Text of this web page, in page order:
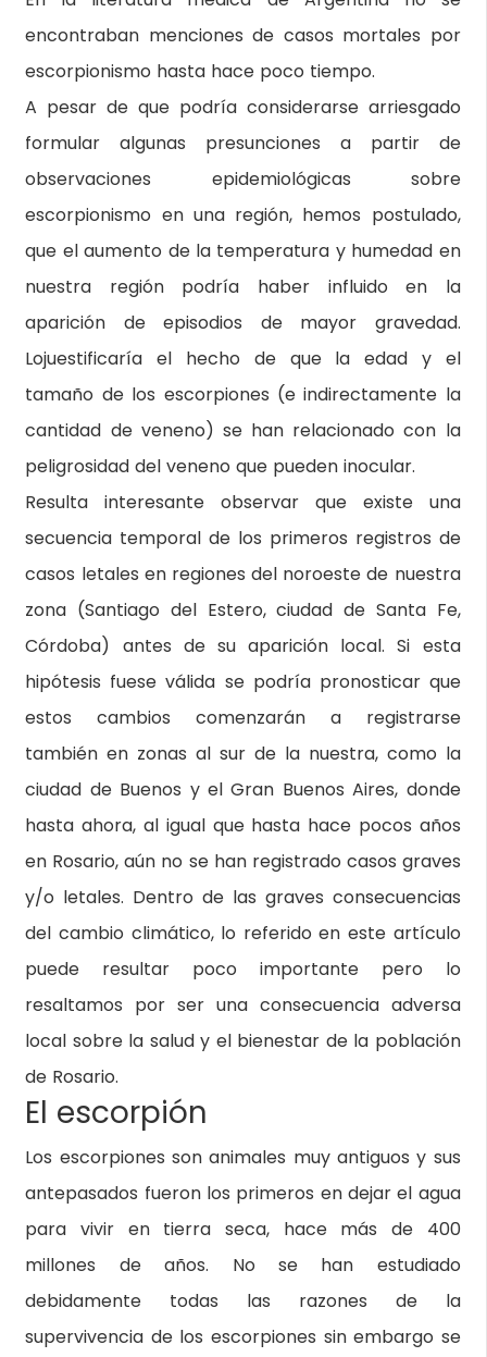
encontraban menciones de casos mortales por
escorpionismo hasta hace poco tiempo.
A pesar de que podría considerarse arriesgado
formular algunas presunciones a partir de
observaciones epidemiológicas sobre
escorpionismo en una región, hemos postulado,
que el aumento de la temperatura y humedad en
nuestra región podría haber influido en la
aparición de episodios de mayor gravedad.
Lojuestificaría el hecho de que la edad y el
tamaño de los escorpiones (e indirectamente la
cantidad de veneno) se han relacionado con la
peligrosidad del veneno que pueden inocular.
Resulta interesante observar que existe una
secuencia temporal de los primeros registros de
casos letales en regiones del noroeste de nuestra
zona (Santiago del Estero, ciudad de Santa Fe,
Córdoba) antes de su aparición local. Si esta
hipótesis fuese válida se podría pronosticar que
estos cambios comenzarán a registrarse
también en zonas al sur de la nuestra, como la
ciudad de Buenos y el Gran Buenos Aires, donde
hasta ahora, al igual que hasta hace pocos años
en Rosario, aún no se han registrado casos graves
y/o letales. Dentro de las graves consecuencias
del cambio climático, lo referido en este artículo
puede resultar poco importante pero lo
resaltamos por ser una consecuencia adversa
local sobre la salud y el bienestar de la población
de Rosario.
El escorpión
Los escorpiones son animales muy antiguos y sus
antepasados fueron los primeros en dejar el agua
para vivir en tierra seca, hace más de 400
millones de años. No se han estudiado
debidamente todas las razones de la
supervivencia de los escorpiones sin embargo se